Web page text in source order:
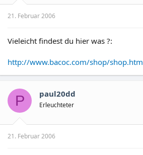
21. Februar 2006
Vieleicht findest du hier was ?:
http://www.bacoc.com/shop/shop.htm
P paul20dd
Erleuchteter
21. Februar 2006